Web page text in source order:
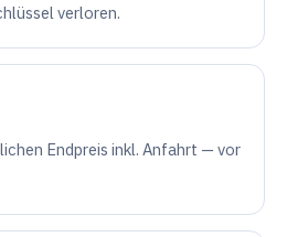
verloren.
Endpreis inkl. Anfahrt — vor